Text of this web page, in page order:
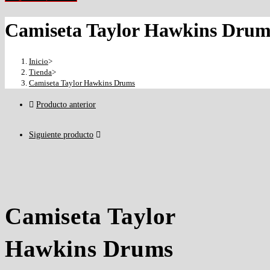
precios:
desde
$50,000
Camiseta Taylor Hawkins
Inicio>
Tienda>
Camiseta Taylor Hawkins Drums
Producto anterior
Siguiente producto
Camiseta Taylor
Hawkins Drums